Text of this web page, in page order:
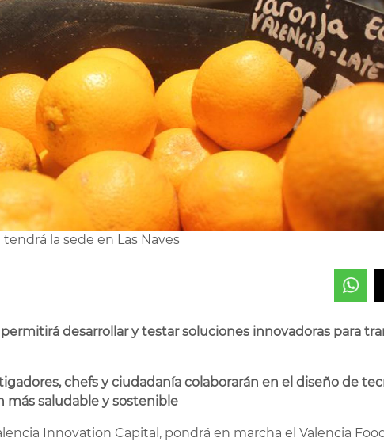
la sede en Las Naves
desarrollar y testar soluciones innovadoras para
chefs y ciudadanía colaborarán en el diseño de
más saludable y sostenible
Innovation Capital, pondrá en marcha el Valencia